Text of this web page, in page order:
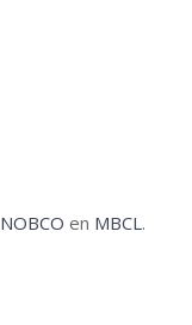
NOBCO en MBCL.